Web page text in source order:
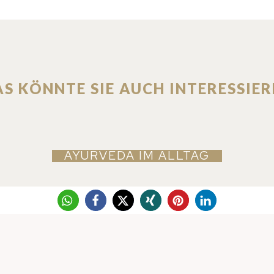
KÖNNTE SIE AUCH
AYURVEDA IM ALLTAG